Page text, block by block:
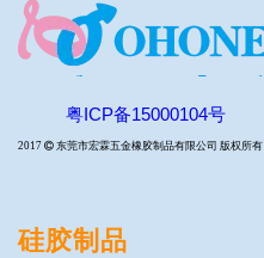
粤ICP备15000104号
2017  东莞市宏霖五金橡胶制品有限公司 版权所有
硅胶制品